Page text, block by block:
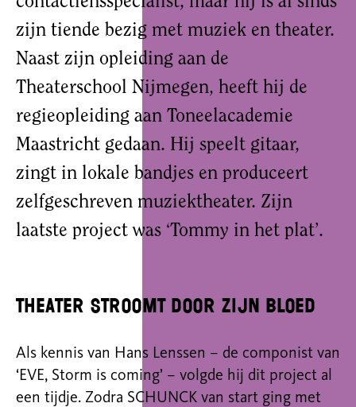
zijn tiende bezig met muziek en theater.
Naast zijn opleiding aan de
Theaterschool Nijmegen, heeft hij de
regieopleiding aan Toneelacademie
Maastricht gedaan. Hij speelt gitaar,
zingt in lokale bandjes en produceert
zelfgeschreven muziektheater. Zijn
laatste project was ‘Tommy in het plat’.
Theater stroomt door zijn bloed
Als kennis van Hans Lenssen – de componist van
‘EVE, Storm is coming’ – volgde hij dit project al
een tijdje. Zodra SCHUNCK van start ging met